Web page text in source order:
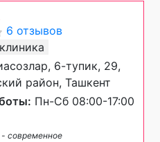
6 отзывов
6-тупик, 29,
район, Ташкент
Пн-Сб 08:00-17:00
современное